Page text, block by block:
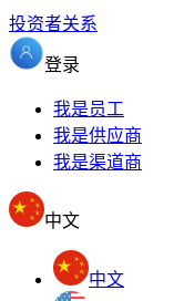
投资者关系
登录
我是员工
我是供应商
我是渠道商
中文
中文